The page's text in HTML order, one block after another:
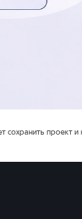
проект